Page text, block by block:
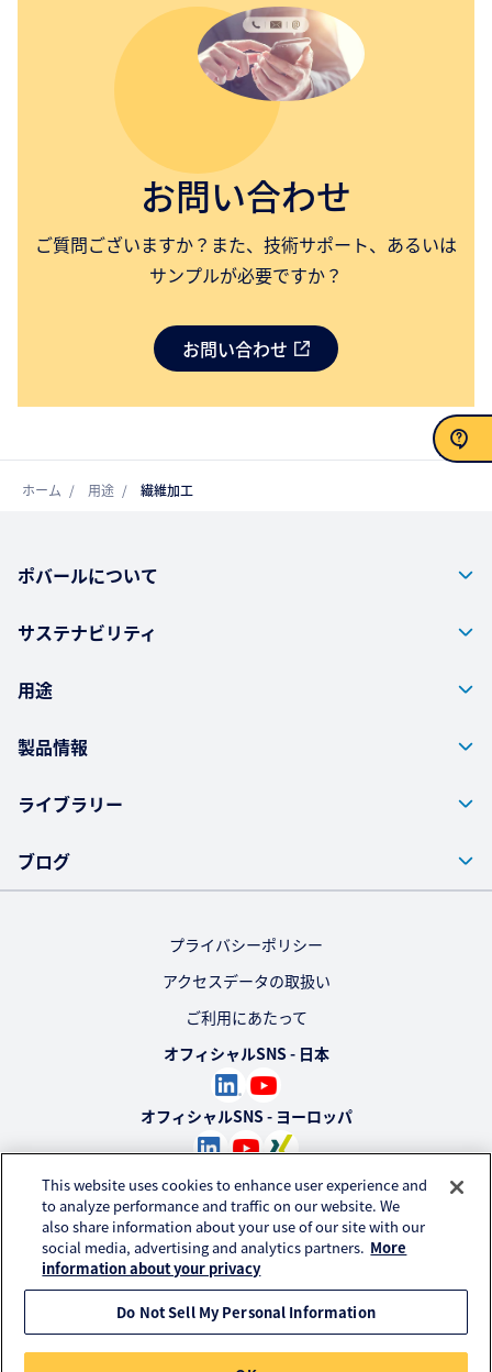
お問い合わせ
ご質問ございますか？また、技術サポート、あるいは
サンプルが必要ですか？
お問い合わせ
ホーム 用途 繊維加工
ポバールについて
サステナビリティ
用途
製品情報
ライブラリー
ブログ
プライバシーポリシー
アクセスデータの取扱い
ご利用にあたって
オフィシャルSNS - 日本
オフィシャルSNS - ヨーロッパ
オフィシャルSNS - アメリカ
オフィシャルSNS - 南アメリカ
© KURARAY CO., LTD. All RIGHTS RESERVED.
This website uses cookies to enhance user experience and
to analyze performance and traffic on our website. We
also share information about your use of our site with our
social media, advertising and analytics partners. More
information about your privacy
Do Not Sell My Personal Information